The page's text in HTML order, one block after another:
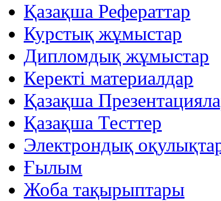
Қазақша Рефераттар
Курстық жұмыстар
Дипломдық жұмыстар
Керекті материалдар
Қазақша
Қазақша Тесттер
Электрондық
Ғылым
Жоба тақырыптары